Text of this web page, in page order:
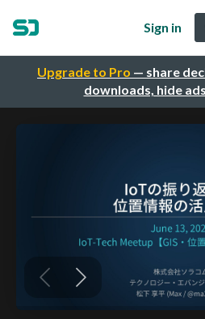
Upgrade to Pro — share
downloads, hide
Sign in